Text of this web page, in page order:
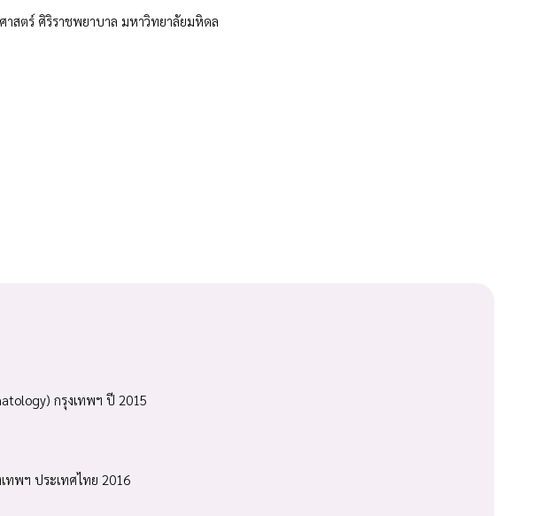
ตร์ ศิริราชพยาบาล มหาวิทยาลัยมหิดล
กรุงเทพฯ ปี 2015
ทพฯ ประเทศไทย 2016